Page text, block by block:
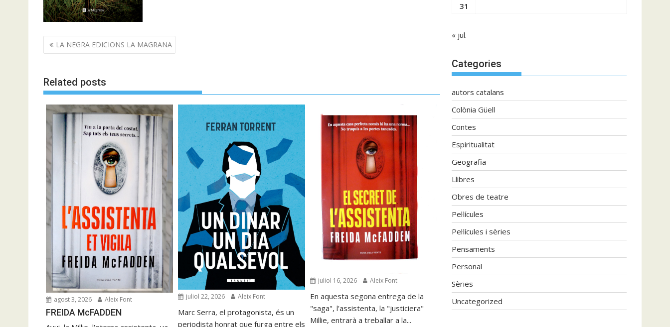
Navegació
d'entrades
LA NEGRA EDICIONS LA MAGRANA
Related posts
agost 3, 2026 Aleix Font
FREIDA McFADDEN
juliol 22, 2026 Aleix Font
Marc Serra, el protagonista, és un
periodista honrat que furga entre els
juliol 16, 2026 Aleix Font
En aquesta segona entrega de la
"saga", l'assistenta, la "justiciera"
Millie, entrarà a treballar a la...
31
« jul.
Categories
autors catalans
Colònia Güell
Contes
Espiritualitat
Geografia
Llibres
Obres de teatre
Pel·lícules
Pel·lícules i sèries
Pensaments
Personal
Sèries
Uncategorized